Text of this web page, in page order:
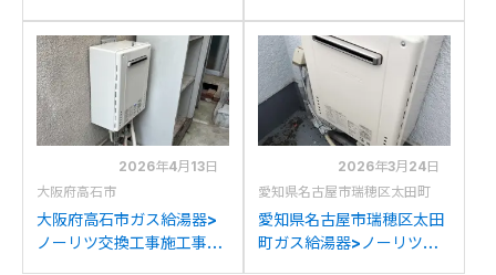
SZRからノーリツGT-
2070SAW BLへの交換
A2003SAW(A)からノー
リツGT-2070SAW BLへ
の交換
2026年4月13日
大阪府高石市
大阪府高石市ガス給湯器>
ノーリツ交換工事施工事
2026年3月24日
愛知県名古屋市瑞穂区太田町
愛知県名古屋市瑞穂区太田
町ガス給湯器>ノーリツ交